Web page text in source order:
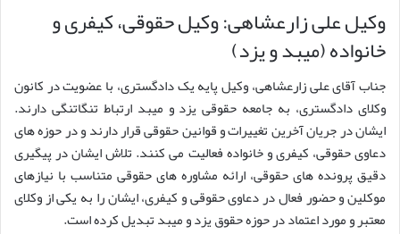
وکیل علی زارعشاهی: وکیل حقوقی، کیفری و
خانواده (میبد و یزد)
جناب آقای علی زارعشاهی، وکیل پایه یک دادگستری، با عضویت در کانون
وکلای دادگستری، به جامعه حقوقی یزد و میبد ارتباط تنگاتنگی دارند.
ایشان در جریان آخرین تغییرات و قوانین حقوقی قرار دارند و در حوزه های
دعاوی حقوقی، کیفری و خانواده فعالیت می کنند. تلاش ایشان در پیگیری
دقیق پرونده های حقوقی، ارائه مشاوره های حقوقی متناسب با نیازهای
موکلین و حضور فعال در دعاوی حقوقی و کیفری، ایشان را به یکی از وکلای
معتبر و مورد اعتماد در حوزه حقوق یزد و میبد تبدیل کرده است.